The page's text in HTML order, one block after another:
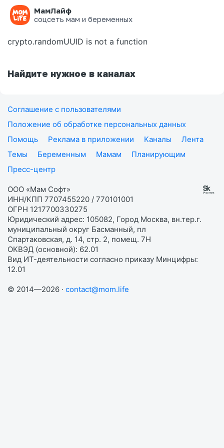
МамЛайф
соцсеть мам и беременных
Ошибка на странице
crypto.randomUUID is not a function
Найдите нужное в каналах
Соглашение с пользователями
Положение об обработке персональных данных
Помощь
Реклама в приложении Каналы
Лента
Темы
Беременным Мамам
Планирующим
Пресс-центр
ООО «Мам Софт»
ИНН/КПП 7707455220 / 770101001
ОГРН 1217700330275
Юридический адрес: 105082, Город Москва, вн.тер.г.
муниципальный округ Басманный, пл
Спартаковская, д. 14, стр. 2, помещ. 7Н
ОКВЭД (основной): 62.01
Вид ИТ-деятельности согласно приказу Минцифры:
12.01
© 2014—2026 · contact@mom.life